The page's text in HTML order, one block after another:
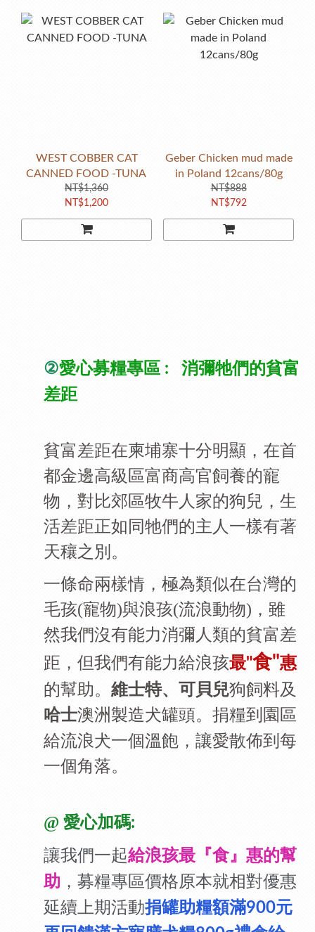
WEST COBBER CAT
CANNED FOOD -TUNA
NT$1,360
NT$1,200
Geber Chicken mud made
in Poland 12cans/80g
NT$888
NT$792
②愛心募糧專區 : 消彌牠們的貧富
差距
貧富差距在柬埔寨十分明顯，在首
都金邊高級區富商高官飼養的寵
物，對比郊區牧牛人家的狗兒，生
活差距正如同牠們的主人一樣有著
天穰之別。
一條命兩樣情，極為類似在台灣的
毛孩(寵物)與浪孩(流浪動物)，雖
然我們沒有能力消彌人類的貧富差
距，但我們有能力給浪孩最"食"惠
的幫助。 維士特、可貝兒狗飼料及
哈士澳洲製造犬罐頭。 捐糧到園區
給流浪犬一個溫飽，讓愛散佈到每
一個角落。
@ 愛心加碼:
讓我們一起給浪孩最『食』惠的幫
助 ，募糧專區價格原本就相對優惠
延續上期活動捐罐助糧額滿900元